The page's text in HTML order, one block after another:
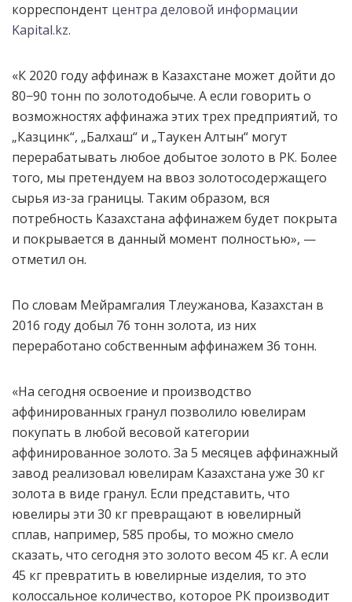
корреспондент центра деловой информации
Kapital.kz.
«К 2020 году аффинаж в Казахстане может дойти до
80−90 тонн по золотодобыче. А если говорить о
возможностях аффинажа этих трех предприятий, то
„Казцинк“, „Балхаш“ и „Таукен Алтын“ могут
перерабатывать любое добытое золото в РК. Более
того, мы претендуем на ввоз золотосодержащего
сырья из-за границы. Таким образом, вся
потребность Казахстана аффинажем будет покрыта
и покрывается в данный момент полностью», —
отметил он.
По словам Мейрамгалия Тлеужанова, Казахстан в
2016 году добыл 76 тонн золота, из них
переработано собственным аффинажем 36 тонн.
«На сегодня освоение и производство
аффинированных гранул позволило ювелирам
покупать в любой весовой категории
аффинированное золото. За 5 месяцев аффинажный
завод реализовал ювелирам Казахстана уже 30 кг
золота в виде гранул. Если представить, что
ювелиры эти 30 кг превращают в ювелирный
сплав, например, 585 пробы, то можно смело
сказать, что сегодня это золото весом 45 кг. А если
45 кг превратить в ювелирные изделия, то это
колоссальное количество, которое РК производит